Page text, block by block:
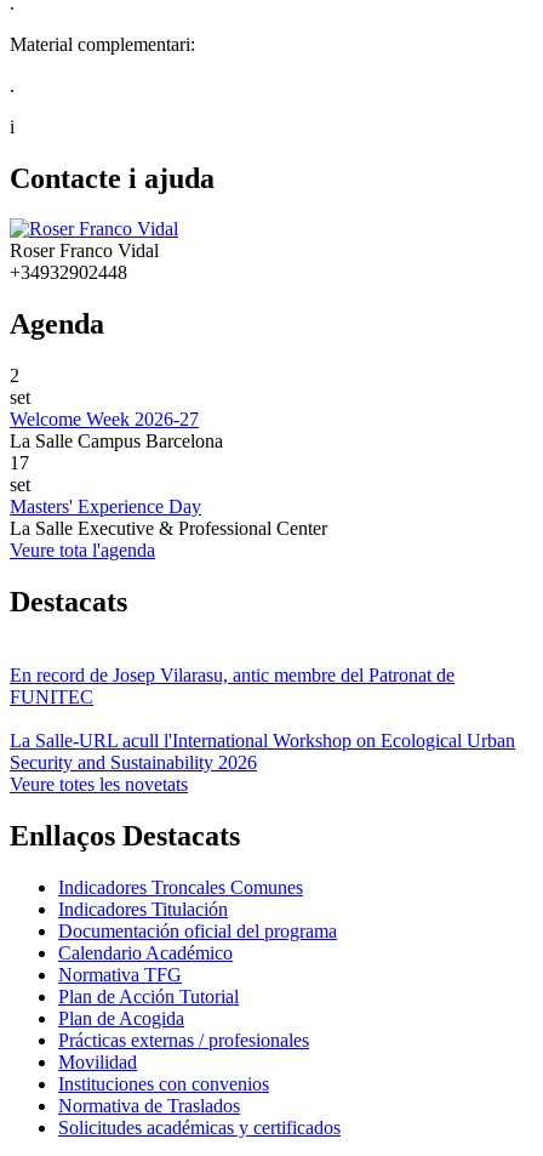
Material complementari:
.
i
Contacte i ajuda
Roser Franco Vidal
+34932902448
Agenda
2
set
Welcome Week 2026-27
La Salle Campus Barcelona
17
set
Masters' Experience Day
La Salle Executive & Professional Center
Veure tota l'agenda
Destacats
En record de Josep Vilarasu, antic membre del Patronat de
FUNITEC
La Salle-URL acull l'International Workshop on Ecological Urban
Security and Sustainability 2026
Veure totes les novetats
Enllaços Destacats
Indicadores Troncales Comunes
Indicadores Titulación
Documentación oficial del programa
Calendario Académico
Normativa TFG
Plan de Acción Tutorial
Plan de Acogida
Prácticas externas / profesionales
Movilidad
Instituciones con convenios
Normativa de Traslados
Solicitudes académicas y certificados